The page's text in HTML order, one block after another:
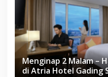
Menginap 2 Malam –
di Atria Hotel Gading